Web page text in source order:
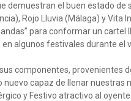
demuestran el buen estado de
Rojo Lluvia (Málaga) y Vita
para conformar un cartel
algunos festivales durante el
componentes, provenientes
capaz de llenar nuestras
y Festivo atractivo al